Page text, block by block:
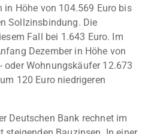
in Höhe von 104.569 Euro bis
Sollzinsbindung. Die
Fall bei 1.643 Euro. Im
Dezember in Höhe von
oder Wohnungskäufer 12.673
120 Euro niedrigeren
Deutschen Bank rechnet im